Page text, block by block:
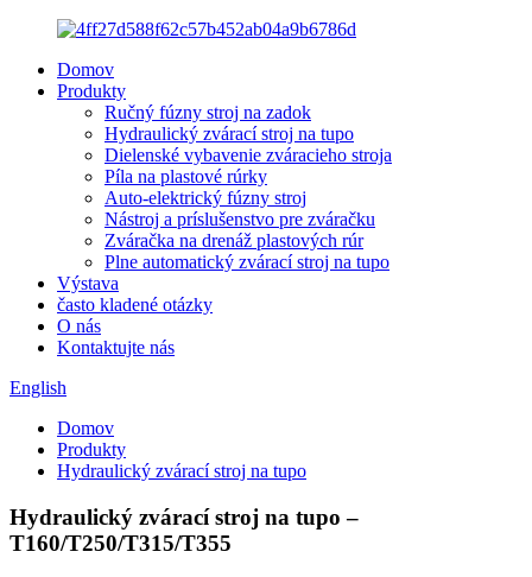
Domov
Produkty
Ručný fúzny stroj na zadok
Hydraulický zvárací stroj na tupo
Dielenské vybavenie zváracieho stroja
Píla na plastové rúrky
Auto-elektrický fúzny stroj
Nástroj a príslušenstvo pre zváračku
Zváračka na drenáž plastových rúr
Plne automatický zvárací stroj na tupo
Výstava
často kladené otázky
O nás
Kontaktujte nás
English
Domov
Produkty
Hydraulický zvárací stroj na tupo
Hydraulický zvárací stroj na tupo –
T160/T250/T315/T355